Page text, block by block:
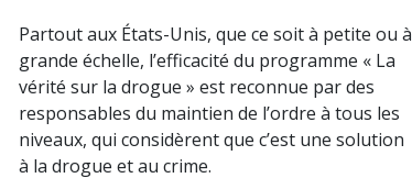
Partout aux États-Unis, que ce soit à petite ou à
grande échelle, l’efficacité du programme « La
vérité sur la drogue » est reconnue par des
responsables du maintien de l’ordre à tous les
niveaux, qui considèrent que c’est une solution
à la drogue et au crime.